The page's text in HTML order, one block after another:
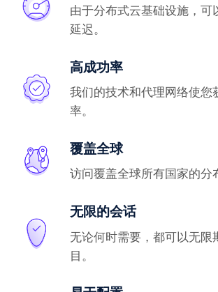
由于分布式云基础设施，可
延迟。
高成功率
我们的技术和代理网络使您
率。
覆盖全球
访问覆盖全球所有国家的分
无限的会话
无论何时需要，都可以无限
目。